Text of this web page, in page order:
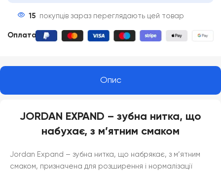
15 покупців зараз переглядають цей товар
Оплата
Опис
JORDAN EXPAND – зубна нитка, що
набухає, з м’ятним смаком
Jordan Expand – зубна нитка, що набрякає, з м’ятним
смаком, призначена для розширення і нормалізації